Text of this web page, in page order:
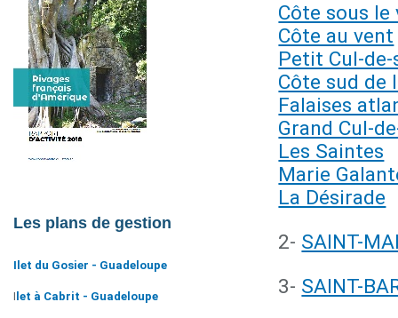
Côte sous le
Côte au vent
Petit Cul-
Côte sud de
Falaises
Grand Cul-
Les Saintes
Marie
La Désirade
2- SAINT-
3- SAINT-
Les plans de gestion
Ilet du Gosier - Guadeloupe
I let à Cabrit - Guadeloupe